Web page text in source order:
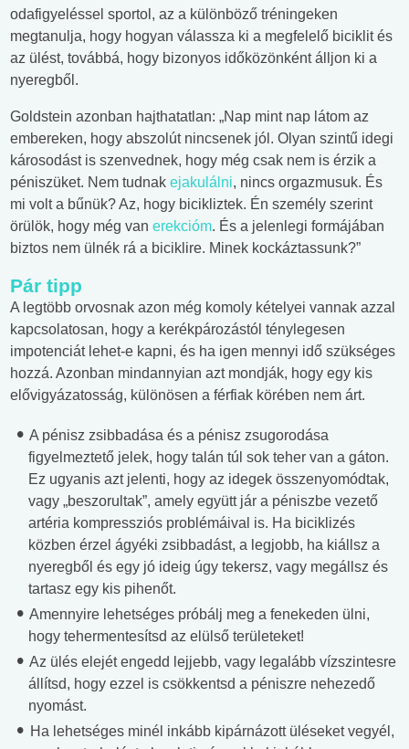
odafigyeléssel sportol, az a különböző tréningeken
megtanulja, hogy hogyan válassza ki a megfelelő biciklit és
az ülést, továbbá, hogy bizonyos időközönként álljon ki a
nyeregből.
Goldstein azonban hajthatatlan: „Nap mint nap látom az
embereken, hogy abszolút nincsenek jól. Olyan szintű idegi
károsodást is szenvednek, hogy még csak nem is érzik a
péniszüket. Nem tudnak ejakulálni, nincs orgazmusuk. És
mi volt a bűnük? Az, hogy bicikliztek. Én személy szerint
örülök, hogy még van erekcióm. És a jelenlegi formájában
biztos nem ülnék rá a biciklire. Minek kockáztassunk?”
Pár tipp
A legtöbb orvosnak azon még komoly kételyei vannak azzal
kapcsolatosan, hogy a kerékpározástól ténylegesen
impotenciát lehet-e kapni, és ha igen mennyi idő szükséges
hozzá. Azonban mindannyian azt mondják, hogy egy kis
elővigyázatosság, különösen a férfiak körében nem árt.
A pénisz zsibbadása és a pénisz zsugorodása
figyelmeztető jelek, hogy talán túl sok teher van a gáton.
Ez ugyanis azt jelenti, hogy az idegek összenyomódtak,
vagy „beszorultak”, amely együtt jár a péniszbe vezető
artéria kompressziós problémáival is. Ha biciklizés
közben érzel ágyéki zsibbadást, a legjobb, ha kiállsz a
nyeregből és egy jó ideig úgy tekersz, vagy megállsz és
tartasz egy kis pihenőt.
Amennyire lehetséges próbálj meg a fenekeden ülni,
hogy tehermentesítsd az elülső területeket!
Az ülés elejét engedd lejjebb, vagy legalább vízszintesre
állítsd, hogy ezzel is csökkentsd a péniszre nehezedő
nyomást.
Ha lehetséges minél inkább kipárnázott üléseket vegyél,